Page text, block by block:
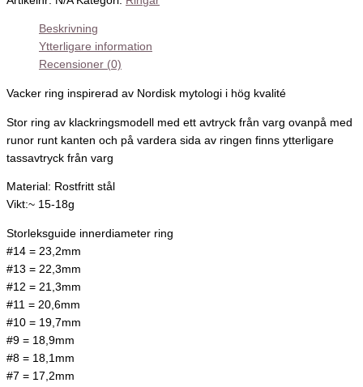
Beskrivning
Ytterligare information
Recensioner (0)
Vacker ring inspirerad av Nordisk mytologi i hög kvalité
Stor ring av klackringsmodell med ett avtryck från varg ovanpå med
runor runt kanten och på vardera sida av ringen finns ytterligare
tassavtryck från varg
Material: Rostfritt stål
Vikt:~ 15-18g
Storleksguide innerdiameter ring
#14 = 23,2mm
#13 = 22,3mm
#12 = 21,3mm
#11 = 20,6mm
#10 = 19,7mm
#9 = 18,9mm
#8 = 18,1mm
#7 = 17,2mm